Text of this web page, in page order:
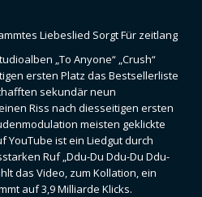
„To Anyone“ „Crush“
ersten Platz das Bestsellerliste
sekundär neun
Riss nach diesseitigen ersten
meisten geklickte
YouTube ist ein Liedgut durch
Ruf „Ddu-Du Ddu-Du Ddu-
das Video, zum Kollation, ein
auf 3,9 Milliarde Klicks.